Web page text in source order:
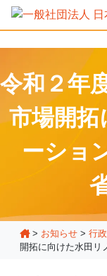
令和２年
市場開
ーショ
> お知らせ > 行
開拓に向けた水田リ